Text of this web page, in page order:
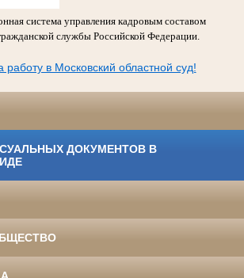
система управления кадровым составом
службы Российской Федерации.
в Московский областной суд!
ДОКУМЕНТОВ В